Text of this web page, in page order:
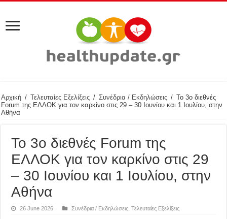
Αρχική / Τελευταίες Εξελίξεις / Συνέδρια / Εκδηλώσεις / Το 3ο διεθνές
Forum της ΕΛΛΟΚ για τον καρκίνο στις 29 – 30 Ιουνίου και 1 Ιουλίου, στην
Αθήνα
Το 3ο διεθνές Forum της
ΕΛΛΟΚ για τον καρκίνο στις 29
– 30 Ιουνίου και 1 Ιουλίου, στην
Αθήνα
26 June 2026 Συνέδρια / Εκδηλώσεις ,Τελευταίες Εξελίξεις